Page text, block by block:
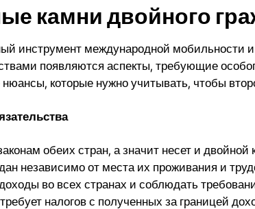
камни двойного
инструмент международной мобильности
появляются аспекты, требующие
которые нужно учитывать, чтобы
обеих стран, а значит несет и
независимо от места их проживания и
во всех странах и соблюдать
налогов с полученных за границей